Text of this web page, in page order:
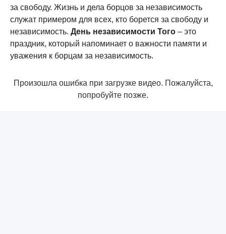
за свободу. Жизнь и дела борцов за независимость
служат примером для всех, кто борется за свободу и
независимость. День независимости Того – это
праздник, который напоминает о важности памяти и
уважения к борцам за независимость.
Произошла ошибка при загрузке видео. Пожалуйста,
попробуйте позже.